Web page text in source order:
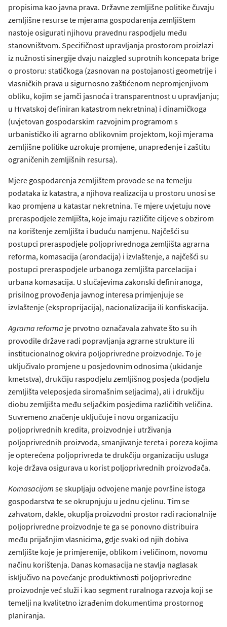
propisima kao javna prava. Državne zemljišne politike čuvaju
zemljišne resurse te mjerama gospodarenja zemljištem
nastoje osigurati njihovu pravednu raspodjelu među
stanovništvom. Specifičnost upravljanja prostorom proizlazi
iz nužnosti sinergije dvaju naizgled suprotnih koncepata brige
o prostoru: statičkoga (zasnovan na postojanosti geometrije i
vlasničkih prava u sigurnosno zaštićenom nepromjenjivom
obliku, kojim se jamči jasnoća i transparentnost u upravljanju;
u Hrvatskoj definiran katastrom nekretnina) i dinamičkoga
(uvjetovan gospodarskim razvojnim programom s
urbanističko ili agrarno oblikovnim projektom, koji mjerama
zemljišne politike uzrokuje promjene, unapređenje i zaštitu
ograničenih zemljišnih resursa).
Mjere gospodarenja zemljištem provode se na temelju
podataka iz katastra, a njihova realizacija u prostoru unosi se
kao promjena u katastar nekretnina. Te mjere uvjetuju nove
preraspodjele zemljišta, koje imaju različite ciljeve s obzirom
na korištenje zemljišta i buduću namjenu. Najčešći su
postupci preraspodjele poljoprivrednoga zemljišta agrarna
reforma, komasacija (arondacija) i izvlaštenje, a najčešći su
postupci preraspodjele urbanoga zemljišta parcelacija i
urbana komasacija. U slučajevima zakonski definiranoga,
prisilnog provođenja javnog interesa primjenjuje se
izvlaštenje (eksproprijacija), nacionalizacija ili konfiskacija.
Agrarna reforma je prvotno označavala zahvate što su ih
provodile države radi popravljanja agrarne strukture ili
institucionalnog okvira poljoprivredne proizvodnje. To je
uključivalo promjene u posjedovnim odnosima (ukidanje
kmetstva), drukčiju raspodjelu zemljišnog posjeda (podjelu
zemljišta veleposjeda siromašnim seljacima), ali i drukčiju
diobu zemljišta među seljačkim posjedima različitih veličina.
Suvremeno značenje uključuje i novu organizaciju
poljoprivrednih kredita, proizvodnje i utrživanja
poljoprivrednih proizvoda, smanjivanje tereta i poreza kojima
je opterećena poljoprivreda te drukčiju organizaciju usluga
koje država osigurava u korist poljoprivrednih proizvođača.
Komasacijom se skupljaju odvojene manje površine istoga
gospodarstva te se okrupnjuju u jednu cjelinu. Tim se
zahvatom, dakle, okuplja proizvodni prostor radi racionalnije
poljoprivredne proizvodnje te ga se ponovno distribuira
među prijašnjim vlasnicima, gdje svaki od njih dobiva
zemljište koje je primjerenije, oblikom i veličinom, novomu
načinu korištenja. Danas komasacija ne stavlja naglasak
isključivo na povećanje produktivnosti poljoprivredne
proizvodnje već služi i kao segment ruralnoga razvoja koji se
temelji na kvalitetno izrađenim dokumentima prostornog
planiranja.